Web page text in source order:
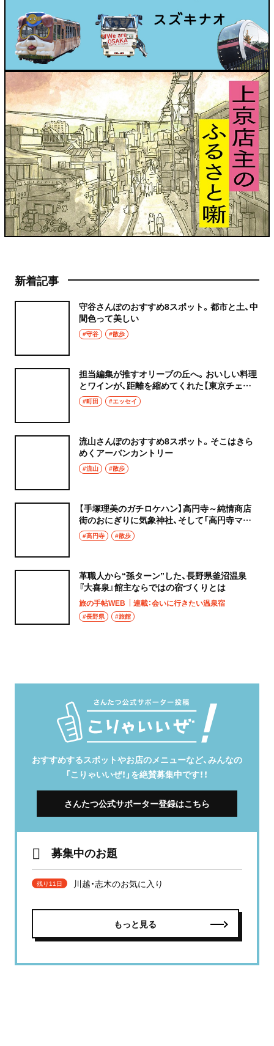
新着記事
守谷さんぽのおすすめ8スポット。都市と土、中
間色って美しい
#守谷 #散歩
担当編集が推すオリーブの丘へ。おいしい料理
とワインが、距離を縮めてくれた【東京チェン
飯diary】
#町田 #エッセイ
流山さんぽのおすすめ8スポット。そこはきら
めくアーバンカントリー
#流山 #散歩
【手塚理美のガチロケハン】高円寺～純情商店
街のおにぎりに気象神社、そして「高円寺マシ
タ」へ！
#高円寺 #散歩
革職人から“孫ターン”した、長野県釜沼温泉
『大喜泉』館主ならではの宿づくりとは
旅の手帖WEB 連載：会いに行きたい温泉宿
#長野県 #旅館
おすすめするスポットやお店のメニューなど、みんなの
「こりゃいいぜ！」を絶賛募集中です！！
さんたつ公式サポーター登録はこちら
募集中のお題
残り11日 川越・志木のお気に入り
もっと見る